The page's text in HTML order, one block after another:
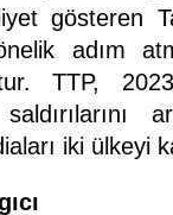
gösteren
adım
TTP,
iki ülkeyi